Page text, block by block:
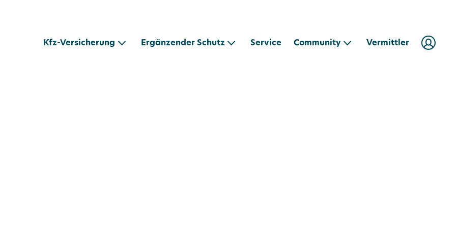
Kfz-Versicherung Ergänzender Schutz Service Community Vermittler